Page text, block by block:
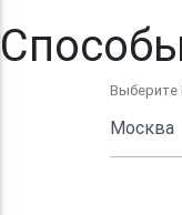
Выберите